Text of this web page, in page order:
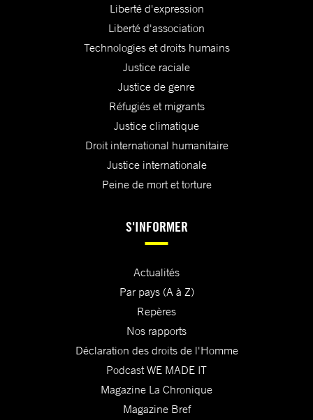
Liberté d'expression
Liberté d'association
Technologies et droits humains
Justice raciale
Justice de genre
Réfugiés et migrants
Justice climatique
Droit international humanitaire
Justice internationale
Peine de mort et torture
S'INFORMER
Actualités
Par pays (A à Z)
Repères
Nos rapports
Déclaration des droits de l'Homme
Podcast WE MADE IT
Magazine La Chronique
Magazine Bref